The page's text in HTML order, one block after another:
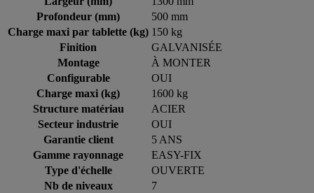
Profondeur (mm)
500 mm
Charge maxi par tablette (kg) 150 kg
Finition
GALVANISÉE
Montage
À MONTER
Configurable
OUI
Charge maxi (kg)
1600 kg
Structure matériau
ACIER
Secteur industrie
OUI
Garantie client
5 ANS
Gamme rayonnage
EASY-FIX
Type d'échelle
OUVERTE
Nb de niveaux
7